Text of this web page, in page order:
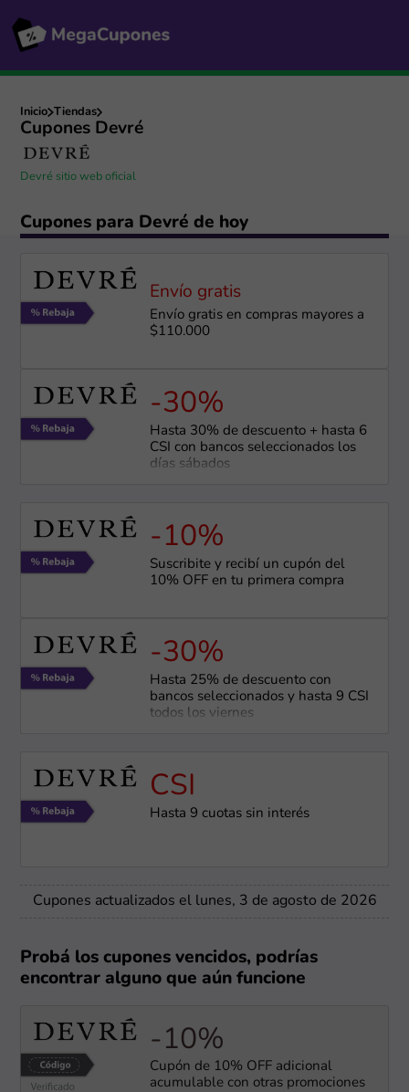
Inicio Tiendas
Cupones Devré
Devré sitio web oficial
Cupones para Devré de hoy
Envío gratis
Envío gratis en compras mayores a
$110.000
-30%
Hasta 30% de descuento + hasta 6
CSI con bancos seleccionados los
días sábados
-10%
Suscribite y recibí un cupón del
10% OFF en tu primera compra
-30%
Hasta 25% de descuento con
bancos seleccionados y hasta 9 CSI
todos los viernes
CSI
Hasta 9 cuotas sin interés
Cupones actualizados el lunes, 3 de agosto de 2026
Probá los cupones vencidos, podrías
encontrar alguno que aún funcione
-10%
Cupón de 10% OFF adicional
acumulable con otras promociones